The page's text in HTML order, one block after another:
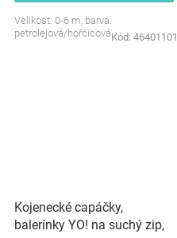
Velikost: 0-6 m, barva:
petrolejová/hořčicováKód: 46401101
Kojenecké capáčky,
balerínky YO! na suchý zip,